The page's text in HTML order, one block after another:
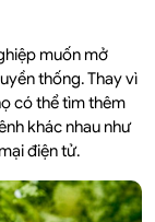
muốn mở
thống. Thay vì
có thể tìm thêm
khác nhau như
điện tử.